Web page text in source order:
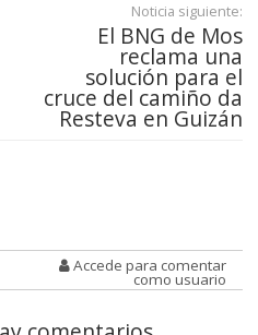
Noticia siguiente:
El BNG de Mos
reclama una
solución para el
cruce del camiño da
Resteva en Guizán
Accede para comentar
como usuario